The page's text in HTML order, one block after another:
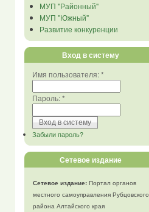
МУП "Районный"
МУП "Южный"
Развитие конкуренции
Вход в систему
Имя пользователя:*
Пароль:*
Забыли пароль?
Сетевое издание
Сетевое издание:Портал органов
местного самоуправления Рубцовского
района Алтайского края